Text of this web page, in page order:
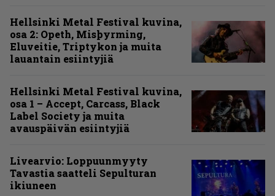
Hellsinki Metal Festival kuvina,
osa 2: Opeth, Misþyrming,
Eluveitie, Triptykon ja muita
lauantain esiintyjiä
Hellsinki Metal Festival kuvina,
osa 1 – Accept, Carcass, Black
Label Society ja muita
avauspäivän esiintyjiä
Livearvio: Loppuunmyyty
Tavastia saatteli Sepulturan
ikiuneen